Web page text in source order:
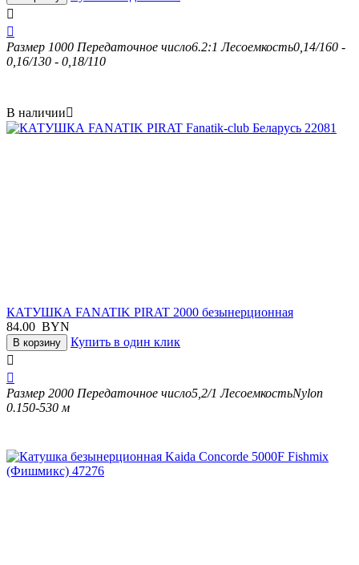


Размер 1000 Передаточное число6.2:1 Лесоемкость0,14/160 -
0,16/130 - 0,18/110
В наличии
КАТУШКА FANATIK PIRAT 2000 безынерционная
84.00 BYN
В корзину
Купить в один клик


Размер 2000 Передаточное число5,2/1 ЛесоемкостьNylon
0.150-530 м